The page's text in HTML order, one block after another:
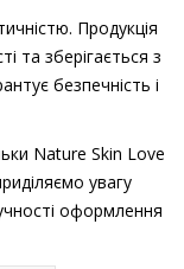
Продукція
та зберігається з
безпечність і
Nature Skin Love
увагу
оформлення